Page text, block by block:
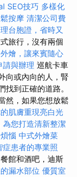
SEO技巧 多樣化
按摩 清潔公司費
台胞證，省時又
旅行，沒有兩個
燴，讓來賓隨心
請與辦理 巡航卡車
向或內向的人，腎
到正確的道路。
然，如​​果您想放鬆
肌膚重現亮白光
為您打造清新整潔
惱 中式外燴菜
症患者的專業照
館和酒吧，迪斯
漏水部位 優質室